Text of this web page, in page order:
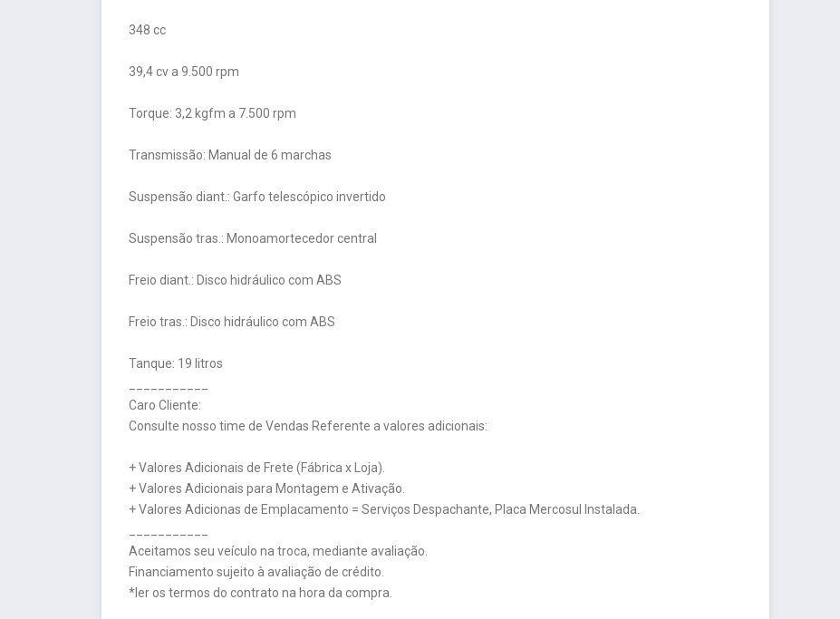
348 cc
39,4 cv a 9.500 rpm
Torque: 3,2 kgfm a 7.500 rpm
Transmissão: Manual de 6 marchas
Suspensão diant.: Garfo telescópico invertido
Suspensão tras.: Monoamortecedor central
Freio diant.: Disco hidráulico com ABS
Freio tras.: Disco hidráulico com ABS
Tanque: 19 litros
Caro Cliente:
Consulte nosso time de Vendas Referente a valores adicionais:
+ Valores Adicionais de Frete (Fábrica x Loja).
+ Valores Adicionais para Montagem e Ativação.
+ Valores Adicionas de Emplacamento = Serviços Despachante, Placa Mercosul Instalada.
Aceitamos seu veículo na troca, mediante avaliação.
Financiamento sujeito à avaliação de crédito.
*ler os termos do contrato na hora da compra.